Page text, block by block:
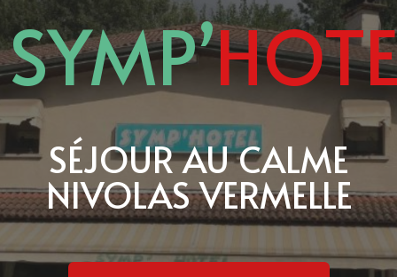
SYMP’
SÉJOUR AU CALME
NIVOLAS VERMELLE